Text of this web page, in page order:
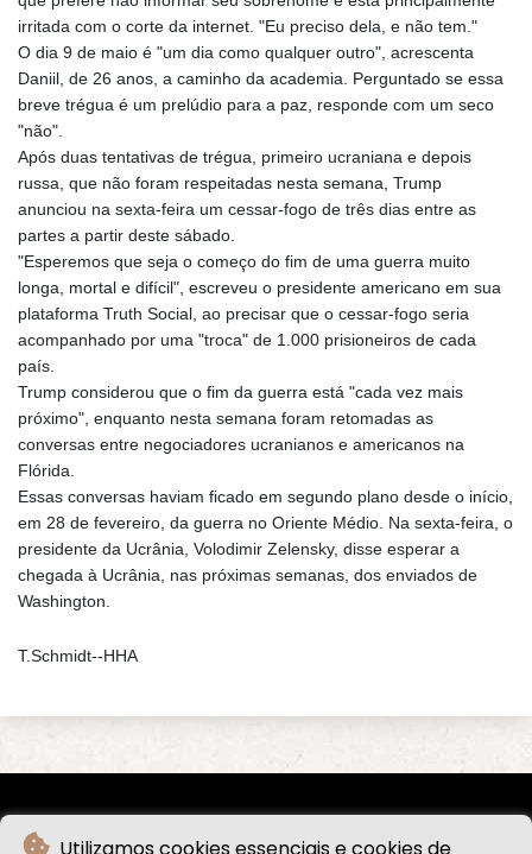
irritada com o corte da internet. "Eu preciso dela, e não tem."
O dia 9 de maio é "um dia como qualquer outro", acrescenta
Daniil, de 26 anos, a caminho da academia. Perguntado se essa
breve trégua é um prelúdio para a paz, responde com um seco
"não".
Após duas tentativas de trégua, primeiro ucraniana e depois
russa, que não foram respeitadas nesta semana, Trump
anunciou na sexta-feira um cessar-fogo de três dias entre as
partes a partir deste sábado.
"Esperemos que seja o começo do fim de uma guerra muito
longa, mortal e difícil", escreveu o presidente americano em sua
plataforma Truth Social, ao precisar que o cessar-fogo seria
acompanhado por uma "troca" de 1.000 prisioneiros de cada
país.
Trump considerou que o fim da guerra está "cada vez mais
próximo", enquanto nesta semana foram retomadas as
conversas entre negociadores ucranianos e americanos na
Flórida.
Essas conversas haviam ficado em segundo plano desde o início,
em 28 de fevereiro, da guerra no Oriente Médio. Na sexta-feira, o
presidente da Ucrânia, Volodimir Zelensky, disse esperar a
chegada à Ucrânia, nas próximas semanas, dos enviados de
Washington.
T.Schmidt--HHA